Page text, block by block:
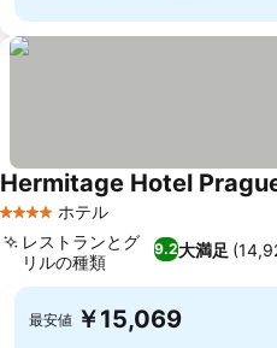
4 ホテルのランク
ホテル
Hermitage Hotel
9.2大満足
レストランとグ
リルの種類
最安値 ￥15,069